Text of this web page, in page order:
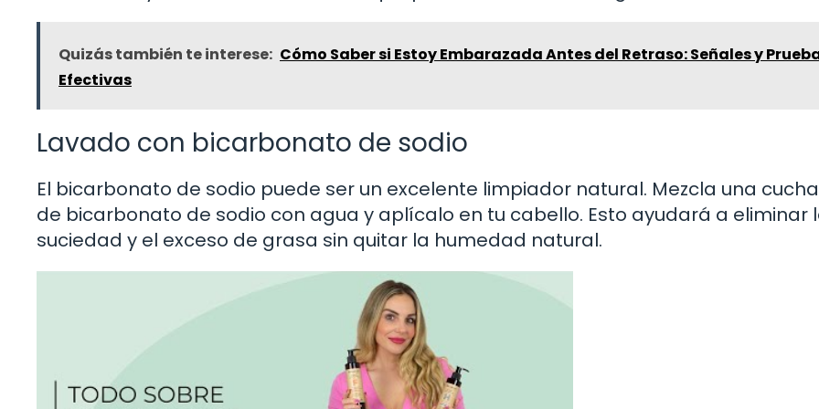
Quizás también te interese: Cómo Saber si Estoy Embarazada Antes del Retraso: Señales y
Efectivas
Lavado con bicarbonato de sodio
El bicarbonato de sodio puede ser un excelente limpiador natural. Mezcla una
de bicarbonato de sodio con agua y aplícalo en tu cabello. Esto ayudará a eliminar
suciedad y el exceso de grasa sin quitar la humedad natural.